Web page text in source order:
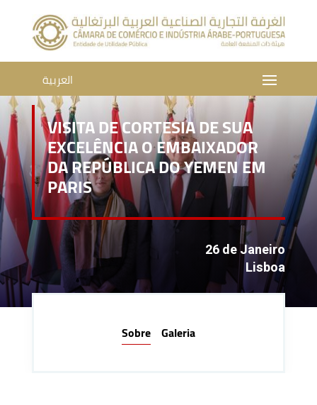
العربية
VISITA DE CORTESIA DE SUA
EXCELÊNCIA O EMBAIXADOR
DA REPÚBLICA DO YEMEN EM
PARIS
26 de Janeiro
Lisboa
Sobre Galeria